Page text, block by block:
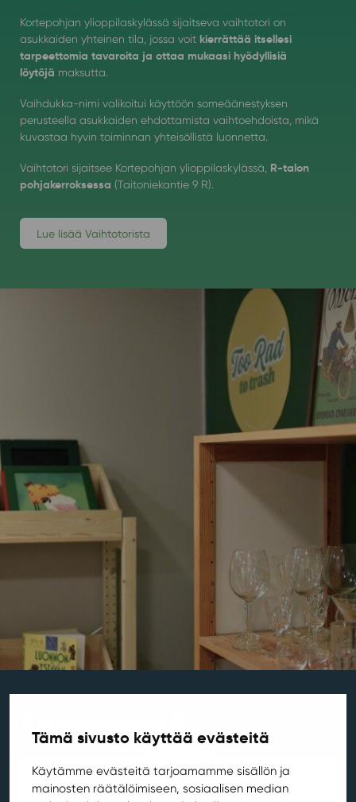
Tämä sivusto käyttää evästeitä
Käytämme evästeitä tarjoamamme sisällön ja
mainosten räätälöimiseen, sosiaalisen median
Kortepohjan ylioppilaskylässä sijaitseva vaihtotori on
asukkaiden yhteinen tila, jossa voit kierrättää itsellesi
tarpeettomia tavaroita ja ottaa mukaasi hyödyllisiä
löytöjä maksutta.
Vaihdukka-nimi valikoitui käyttöön someäänestyksen
perusteella asukkaiden ehdottamista vaihtoehdoista, mikä
kuvastaa hyvin toiminnan yhteisöllistä luonnetta.
Vaihtotori sijaitsee Kortepohjan ylioppilaskylässä, R-talon
pohjakerroksessa (Taitoniekantie 9 R).
Lue lisää Vaihtotorista